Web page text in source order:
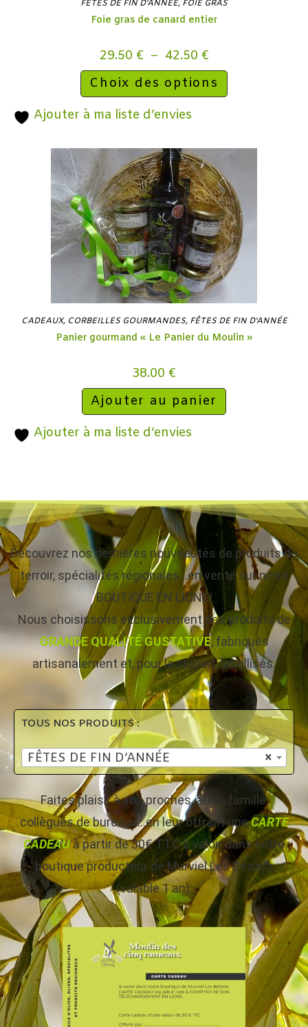
FÊTES DE FIN D'ANNÉE, FOIE GRAS
Foie gras de canard entier
29.50 € – 42.50 €
Choix des options
Ajouter à ma liste d’envies
CADEAUX, CORBEILLES GOURMANDES, FÊTES DE FIN D'ANNÉE
Panier gourmand « Le Panier du Moulin »
38.00 €
Ajouter au panier
Ajouter à ma liste d’envies
Découvrez nos dernières nouveautés de produits du
terroir, spécialités régionales…en vente sur notre
BOUTIQUE EN LIGNE!
Nous choisissons exclusivement des produits de
GRANDE QUALITÉ GUSTATIVE, fabriqués
artisanalement et, pour la plupart, labellisés.
TOUS NOS PRODUITS :
×
FÊTES DE FIN D’ANNÉE
Faites plaisir à vos proches, amis, famille,
collègues de bureaux…en leur offrant uneCARTE
CADEAUà partir de 30€ TTC à valoir dans notre
boutique producteur de Murviel Les Béziers
(valable 1 an).